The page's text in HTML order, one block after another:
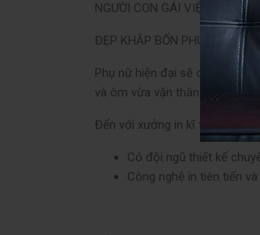
NGƯỜI CON GÁI VIỆT, MẶC
ĐẸP KHẮP BỐN PHƯƠNG,
Phụ nữ hiện đại sẽ cách tân
và ôm vừa vặn thân thể, cũng
Đến với xưởng in kĩ thuật số
Có đội ngũ thiết kế
Công nghệ in tiên tiến